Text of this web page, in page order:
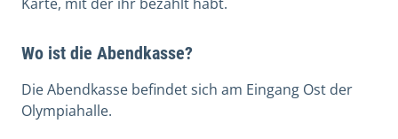
Wo ist die Abendkasse?
Die Abendkasse befindet sich am Eingang Ost der
Olympiahalle.